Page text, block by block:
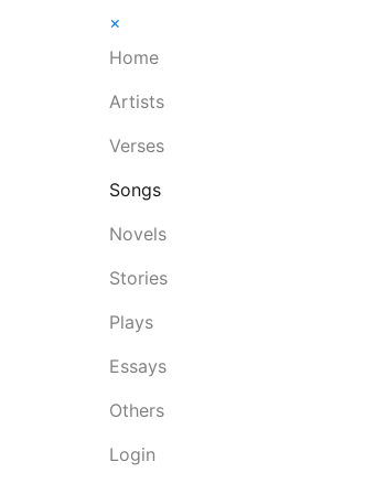
×
Home
Artists
Verses
Songs
Novels
Stories
Plays
Essays
Others
Login